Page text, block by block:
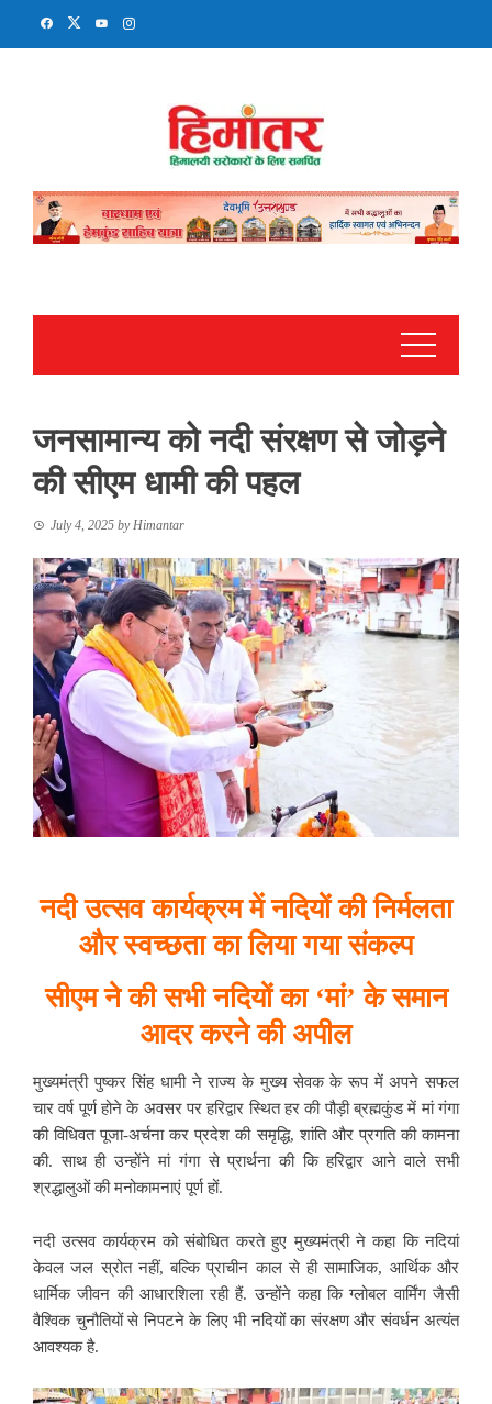
जनसामान्य को नदी संरक्षण से जोड़ने
की सीएम धामी की पहल
July 4, 2025 byHimantar
नदी उत्सव कार्यक्रम में नदियों की निर्मलता
और स्वच्छता का लिया गया संकल्प
सीएम ने की सभी नदियों का ‘मां’ के समान
आदर करने की अपील
मुख्यमंत्री पुष्कर सिंह धामी ने राज्य के मुख्य सेवक के रूप में अपने सफल
चार वर्ष पूर्ण होने के अवसर पर हरिद्वार स्थित हर की पौड़ी ब्रह्मकुंड में मां गंगा
की विधिवत पूजा-अर्चना कर प्रदेश की समृद्धि, शांति और प्रगति की कामना
की. साथ ही उन्होंने मां गंगा से प्रार्थना की कि हरिद्वार आने वाले सभी
श्रद्धालुओं की मनोकामनाएं पूर्ण हों.
नदी उत्सव कार्यक्रम को संबोधित करते हुए मुख्यमंत्री ने कहा कि नदियां
केवल जल स्रोत नहीं, बल्कि प्राचीन काल से ही सामाजिक, आर्थिक और
धार्मिक जीवन की आधारशिला रही हैं. उन्होंने कहा कि ग्लोबल वार्मिंग जैसी
वैश्विक चुनौतियों से निपटने के लिए भी नदियों का संरक्षण और संवर्धन अत्यंत
आवश्यक है.